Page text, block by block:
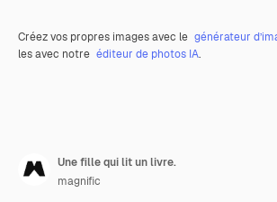
Créez vos propres images avec le générateur
les avec notre éditeur de photos IA.
Une fille qui lit un livre.
magnific